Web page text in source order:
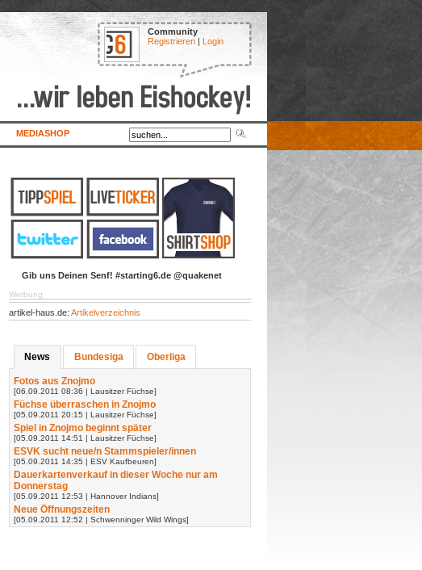
Community
Registrieren | Login
MEDIASHOP
Gib uns Deinen Senf! #starting6.de @quakenet
Werbung
artikel-haus.de: Artikelverzeichnis
News Bundesiga Oberliga
Fotos aus Znojmo
[06.09.2011 08:36 | Lausitzer Füchse]
Füchse überraschen in Znojmo
[05.09.2011 20:15 | Lausitzer Füchse]
Spiel in Znojmo beginnt später
[05.09.2011 14:51 | Lausitzer Füchse]
ESVK sucht neue/n Stammspieler/innen
[05.09.2011 14:35 | ESV Kaufbeuren]
Dauerkartenverkauf in dieser Woche nur am
Donnerstag
[05.09.2011 12:53 | Hannover Indians]
Neue Öffnungszeiten
[05.09.2011 12:52 | Schwenninger Wild Wings]